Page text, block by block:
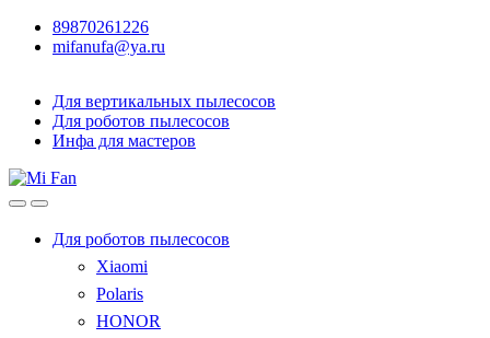
89870261226
mifanufa@ya.ru
Для вертикальных пылесосов
Для роботов пылесосов
Инфа для мастеров
Для роботов пылесосов
Xiaomi
Polaris
HONOR